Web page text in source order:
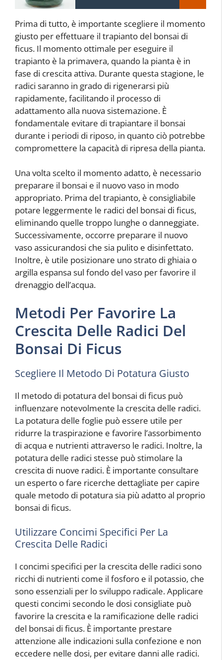
Prima di tutto, è importante scegliere il momento
giusto per effettuare il trapianto del bonsai di
ficus. Il momento ottimale per eseguire il
trapianto è la primavera, quando la pianta è in
fase di crescita attiva. Durante questa stagione, le
radici saranno in grado di rigenerarsi più
rapidamente, facilitando il processo di
adattamento alla nuova sistemazione. È
fondamentale evitare di trapiantare il bonsai
durante i periodi di riposo, in quanto ciò potrebbe
compromettere la capacità di ripresa della pianta.
Una volta scelto il momento adatto, è necessario
preparare il bonsai e il nuovo vaso in modo
appropriato. Prima del trapianto, è consigliabile
potare leggermente le radici del bonsai di ficus,
eliminando quelle troppo lunghe o danneggiate.
Successivamente, occorre preparare il nuovo
vaso assicurandosi che sia pulito e disinfettato.
Inoltre, è utile posizionare uno strato di ghiaia o
argilla espansa sul fondo del vaso per favorire il
drenaggio dell’acqua.
Metodi Per Favorire La
Crescita Delle Radici Del
Bonsai Di Ficus
Scegliere Il Metodo Di Potatura Giusto
Il metodo di potatura del bonsai di ficus può
influenzare notevolmente la crescita delle radici.
La potatura delle foglie può essere utile per
ridurre la traspirazione e favorire l’assorbimento
di acqua e nutrienti attraverso le radici. Inoltre, la
potatura delle radici stesse può stimolare la
crescita di nuove radici. È importante consultare
un esperto o fare ricerche dettagliate per capire
quale metodo di potatura sia più adatto al proprio
bonsai di ficus.
Utilizzare Concimi Specifici Per La
Crescita Delle Radici
I concimi specifici per la crescita delle radici sono
ricchi di nutrienti come il fosforo e il potassio, che
sono essenziali per lo sviluppo radicale. Applicare
questi concimi secondo le dosi consigliate può
favorire la crescita e la ramificazione delle radici
del bonsai di ficus. È importante prestare
attenzione alle indicazioni sulla confezione e non
eccedere nelle dosi, per evitare danni alle radici.